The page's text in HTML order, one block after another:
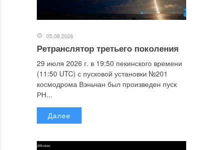
05.08.2026
Ретранслятор третьего поколения
29 июля 2026 г. в 19:50 пекинского времени
(11:50 UTC) с пусковой установки №201
космодрома Вэньчан был произведен пуск
РН...
Далее